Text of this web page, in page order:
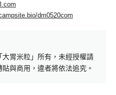
dm0520com
胃米粒」所有，未經授權請
與商用，違者將依法追究。